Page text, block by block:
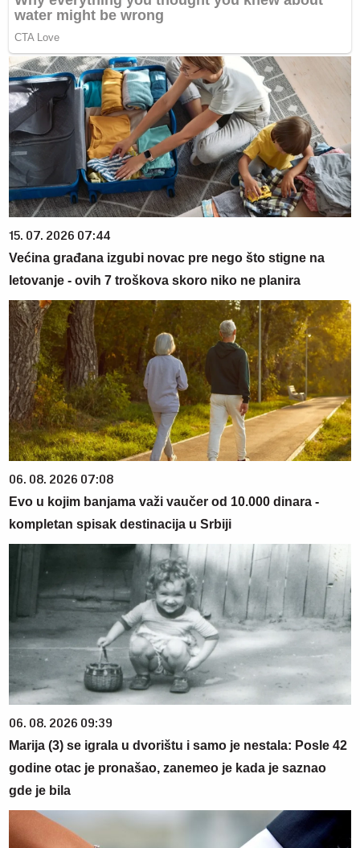
15. 07. 2026 07:44
Većina građana izgubi novac pre nego što stigne na
letovanje - ovih 7 troškova skoro niko ne planira
06. 08. 2026 07:08
Evo u kojim banjama važi vaučer od 10.000 dinara -
kompletan spisak destinacija u Srbiji
06. 08. 2026 09:39
Marija (3) se igrala u dvorištu i samo je nestala: Posle 42
godine otac je pronašao, zanemeo je kada je saznao
gde je bila